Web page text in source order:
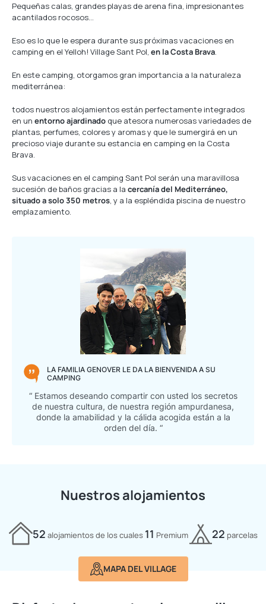
Pequeñas calas, grandes playas de arena fina, impresionantes
acantilados rocosos…
Eso es lo que le espera durante sus próximas vacaciones en
camping en el Yelloh! Village Sant Pol, en la Costa Brava.
En este camping, otorgamos gran importancia a la naturaleza
mediterránea:
todos nuestros alojamientos están perfectamente integrados
en un entorno ajardinado que atesora numerosas variedades de
plantas, perfumes, colores y aromas y que le sumergirá en un
precioso viaje durante su estancia en camping en la Costa
Brava.
Sus vacaciones en el camping Sant Pol serán una maravillosa
sucesión de baños gracias a la cercanía del Mediterráneo,
situado a solo 350 metros, y a la espléndida piscina de nuestro
emplazamiento.
LA FAMILIA GENOVER LE DA LA BIENVENIDA A SU
CAMPING
“ Estamos deseando compartir con usted los secretos
de nuestra cultura, de nuestra región ampurdanesa,
donde la amabilidad y la cálida acogida están a la
orden del día. “
Nuestros alojamientos
52 alojamientos de los cuales 11 Premium 22 parcelas
MAPA DEL VILLAGE